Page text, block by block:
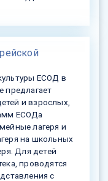
ЕСОД в
предлагает
и взрослых,
ЕСОДа
лагеря и
на школьных
Для детей
проводятся
с